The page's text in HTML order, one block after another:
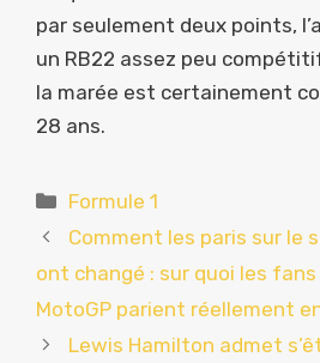
par seulement deux points,
un RB22 assez peu
la marée est certainement
28 ans.
Catégories
Formule 1
Comment les paris sur le
ont changé : sur quoi les fans
MotoGP parient réellement
Lewis Hamilton admet